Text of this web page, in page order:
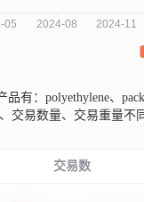
有：polyethylene、
交易数量、交易重量不
交易数